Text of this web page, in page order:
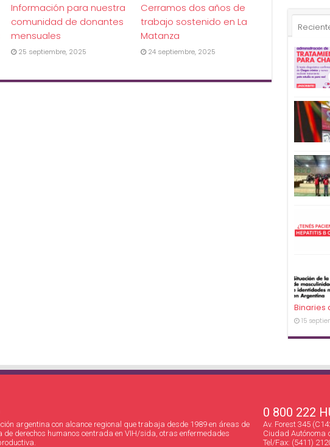
Información para nuestra
comunidad de donantes
mensuales
25 septiembre, 2025
Cerramos dos años de
trabajo sostenido en La
Matanza
24 septiembre, 2025
Binaries
15
argentina con alcance regional que trabaja desde 1989 en áreas de
derechos humanos centrada en VIH/sida, otras enfermedades
0 800 222
Av. Forest 345
Ciudad Autónoma
Tel/Fax: (5411)